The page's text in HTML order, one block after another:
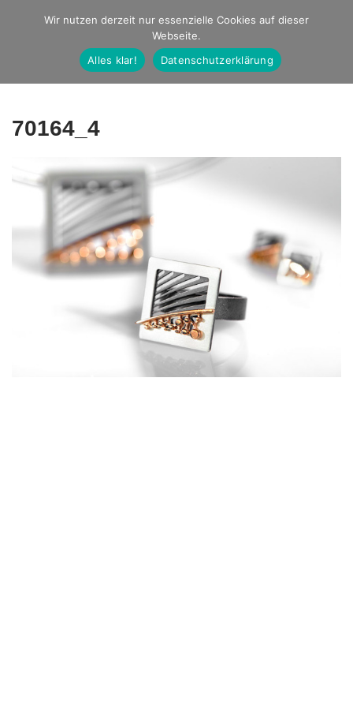
Studio Ernst
Fotografie
70164_4
Wir nutzen derzeit nur essenzielle Cookies auf dieser
Webseite.
Alles klar!
Datenschutzerklärung